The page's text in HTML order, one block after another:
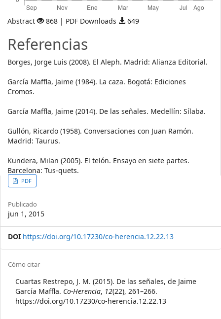
Abstract 868 | PDF Downloads 649
Referencias
Borges, Jorge Luis (2008). El Aleph. Madrid: Alianza Editorial.
García Maffla, Jaime (1984). La caza. Bogotá: Ediciones
Cromos.
García Maffla, Jaime (2014). De las señales. Medellín: Sílaba.
Gullón, Ricardo (1958). Conversaciones con Juan Ramón.
Madrid: Taurus.
Kundera, Milan (2005). El telón. Ensayo en siete partes.
Barcelona: Tus-quets.
Article
Sidebar
PDF
Publicado
jun 1, 2015
DOI https://doi.org/10.17230/co-herencia.12.22.13
Article
Details
Cómo citar
Cuartas Restrepo, J. M. (2015). De las señales, de Jaime
García Maffla. Co-Herencia, 12(22), 261–266.
https://doi.org/10.17230/co-herencia.12.22.13